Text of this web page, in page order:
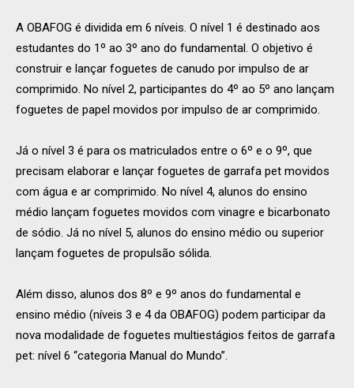
A OBAFOG é dividida em 6 níveis. O nível 1 é destinado aos
estudantes do 1º ao 3º ano do fundamental. O objetivo é
construir e lançar foguetes de canudo por impulso de ar
comprimido. No nível 2, participantes do 4º ao 5º ano lançam
foguetes de papel movidos por impulso de ar comprimido.
Já o nível 3 é para os matriculados entre o 6º e o 9º, que
precisam elaborar e lançar foguetes de garrafa pet movidos
com água e ar comprimido. No nível 4, alunos do ensino
médio lançam foguetes movidos com vinagre e bicarbonato
de sódio. Já no nível 5, alunos do ensino médio ou superior
lançam foguetes de propulsão sólida.
Além disso, alunos dos 8º e 9º anos do fundamental e
ensino médio (níveis 3 e 4 da OBAFOG) podem participar da
nova modalidade de foguetes multiestágios feitos de garrafa
pet: nível 6 “categoria Manual do Mundo”.